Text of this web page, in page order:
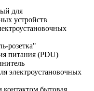
для
устройств
розетка"
питания (PDU)
электроустановочных
бытовая